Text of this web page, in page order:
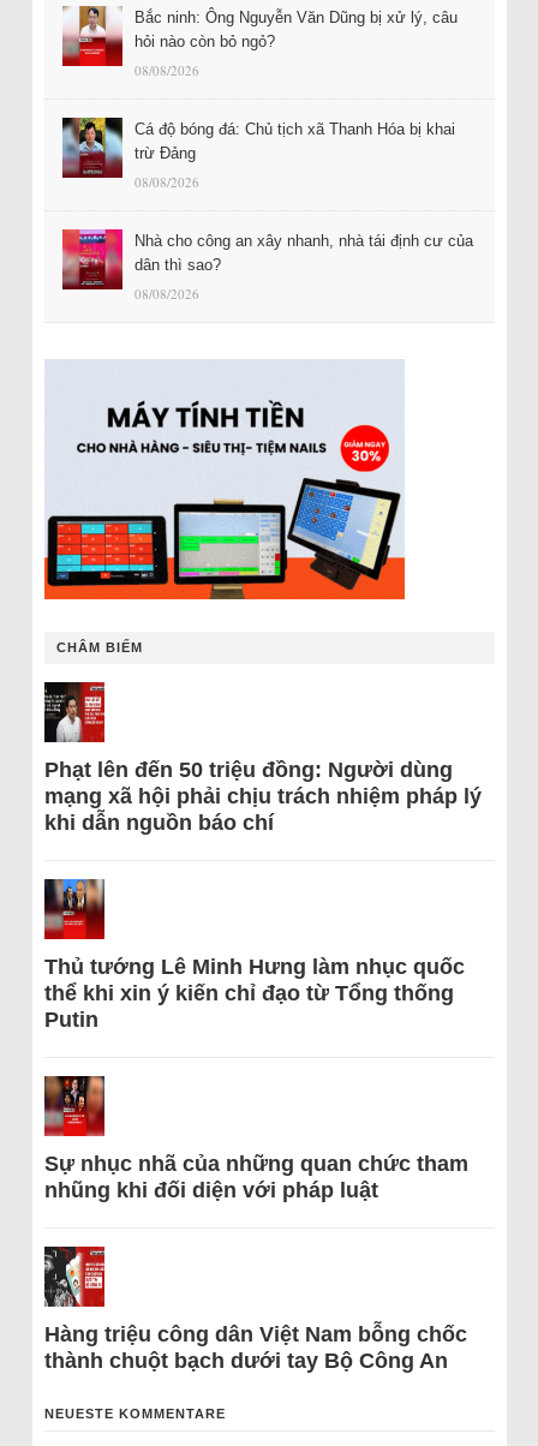
Bắc ninh: Ông Nguyễn Văn Dũng bị xử lý, câu
hỏi nào còn bỏ ngỏ?
08/08/2026
Cá độ bóng đá: Chủ tịch xã Thanh Hóa bị khai
trừ Đảng
08/08/2026
Nhà cho công an xây nhanh, nhà tái định cư của
dân thì sao?
08/08/2026
CHÂM BIẾM
Phạt lên đến 50 triệu đồng: Người dùng
mạng xã hội phải chịu trách nhiệm pháp lý
khi dẫn nguồn báo chí
Thủ tướng Lê Minh Hưng làm nhục quốc
thể khi xin ý kiến chỉ đạo từ Tổng thống
Putin
Sự nhục nhã của những quan chức tham
nhũng khi đối diện với pháp luật
Hàng triệu công dân Việt Nam bỗng chốc
thành chuột bạch dưới tay Bộ Công An
NEUESTE KOMMENTARE